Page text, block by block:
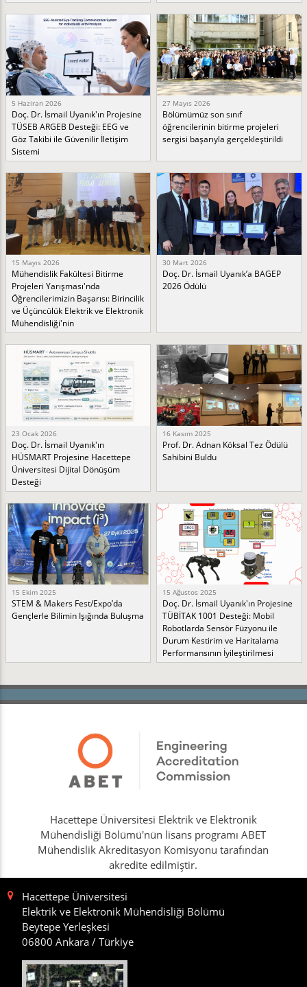
5 Haziran 2026
Doç. Dr. İsmail Uyanık'ın Projesine
TÜSEB ARGEB Desteği: EEG ve
Göz Takibi ile Güvenilir İletişim
Sistemi
27 Mayıs 2026
Bölümümüz son sınıf
öğrencilerinin bitirme projeleri
sergisi başarıyla gerçekleştirildi
15 Mayıs 2026
Mühendislik Fakültesi Bitirme
Projeleri Yarışması'nda
Öğrencilerimizin Başarısı: Birincilik
ve Üçüncülük Elektrik ve Elektronik
Mühendisliği'nin
30 Mart 2026
Doç. Dr. İsmail Uyanık’a BAGEP
2026 Ödülü
23 Ocak 2026
Doç. Dr. İsmail Uyanık'ın
HÜSMART Projesine Hacettepe
Üniversitesi Dijital Dönüşüm
Desteği
16 Kasım 2025
Prof. Dr. Adnan Köksal Tez Ödülü
Sahibini Buldu
15 Ekim 2025
STEM & Makers Fest/Expo’da
Gençlerle Bilimin Işığında Buluşma
15 Ağustos 2025
Doç. Dr. İsmail Uyanık'ın Projesine
TÜBİTAK 1001 Desteği: Mobil
Robotlarda Sensör Füzyonu ile
Durum Kestirim ve Haritalama
Performansının İyileştirilmesi
Hacettepe Üniversitesi Elektrik ve Elektronik
Mühendisliği Bölümü'nün lisans programı ABET
Mühendislik Akreditasyon Komisyonu tarafından
akredite edilmiştir.
Hacettepe Üniversitesi
Elektrik ve Elektronik Mühendisliği Bölümü
Beytepe Yerleşkesi
06800 Ankara / Türkiye